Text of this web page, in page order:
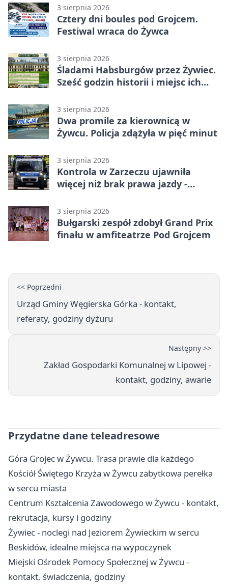
3 sierpnia 2026
Cztery dni boules pod Grojcem.
Festiwal wraca do Żywca
3 sierpnia 2026
Śladami Habsburgów przez Żywiec.
Sześć godzin historii i miejsc ich
3 sierpnia 2026
Dwa promile za kierownicą w
Żywcu. Policja zdążyła w pięć minut
3 sierpnia 2026
Kontrola w Zarzeczu ujawniła
więcej niż brak prawa jazdy -
3 sierpnia 2026
Bułgarski zespół zdobył Grand Prix
finału w amfiteatrze Pod Grojcem
<< Poprzedni
Urząd Gminy Węgierska Górka - kontakt,
referaty, godziny dyżuru
Następny >>
Zakład Gospodarki Komunalnej w Lipowej -
kontakt, godziny, awarie
Przydatne dane teleadresowe
Góra Grojec w Żywcu. Trasa prawie dla każdego
Kościół Świętego Krzyża w Żywcu zabytkowa perełka
w sercu miasta
Centrum Kształcenia Zawodowego w Żywcu - kontakt,
rekrutacja, kursy i godziny
Żywiec - noclegi nad Jeziorem Żywieckim w sercu
Beskidów, idealne miejsca na wypoczynek
Miejski Ośrodek Pomocy Społecznej w Żywcu -
kontakt, świadczenia, godziny